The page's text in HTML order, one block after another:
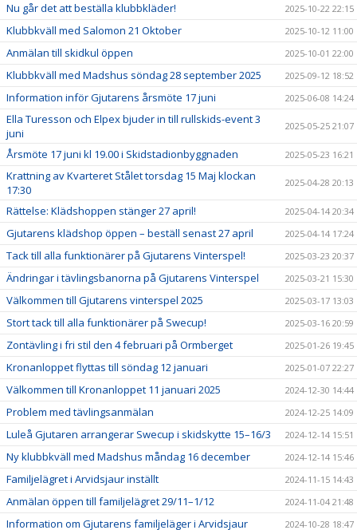
Nu går det att beställa klubbkläder! 2025-10-22 22:15
Klubbkväll med Salomon 21 Oktober 2025-10-12 11:00
Anmälan till skidkul öppen 2025-10-01 22:00
Klubbkväll med Madshus söndag 28 september 2025 2025-09-12 18:52
Information inför Gjutarens årsmöte 17 juni 2025-06-08 14:24
Ella Turesson och Elpex bjuder in till rullskids-event 3
juni
2025-05-25 21:07
Årsmöte 17 juni kl 19.00 i Skidstadionbyggnaden 2025-05-23 16:21
Krattning av Kvarteret Stålet torsdag 15 Maj klockan
17:30
2025-04-28 20:13
Rättelse: Klädshoppen stänger 27 april! 2025-04-14 20:34
Gjutarens klädshop öppen – beställ senast 27 april 2025-04-14 17:24
Tack till alla funktionärer på Gjutarens Vinterspel! 2025-03-23 20:37
Ändringar i tävlingsbanorna på Gjutarens Vinterspel 2025-03-21 15:30
Välkommen till Gjutarens vinterspel 2025 2025-03-17 13:03
Stort tack till alla funktionärer på Swecup! 2025-03-16 20:59
Zontävling i fri stil den 4 februari på Ormberget 2025-01-26 19:45
Kronanloppet flyttas till söndag 12 januari 2025-01-07 22:27
Välkommen till Kronanloppet 11 januari 2025 2024-12-30 14:44
Problem med tävlingsanmälan 2024-12-25 14:09
Luleå Gjutaren arrangerar Swecup i skidskytte 15–16/3 2024-12-14 15:51
Ny klubbkväll med Madshus måndag 16 december 2024-12-14 15:46
Familjelägret i Arvidsjaur inställt 2024-11-15 14:43
Anmälan öppen till familjelägret 29/11–1/12 2024-11-04 21:48
Information om Gjutarens familjeläger i Arvidsjaur 2024-10-28 18:47